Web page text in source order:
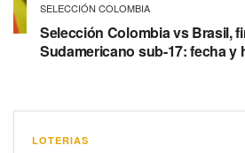
SELECCIÓN COLOMBIA
Selección Colombia vs Brasil,
Sudamericano sub-17: fecha y
LOTERIAS